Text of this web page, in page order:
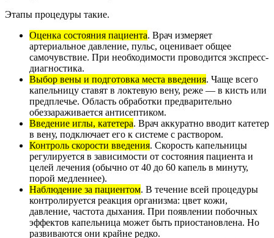
Этапы процедуры такие.
Оценка состояния пациента. Врач измеряет
артериальное давление, пульс, оценивает общее
самочувствие. При необходимости проводится экспресс-
диагностика.
Выбор вены и подготовка места введения. Чаще всего
капельницу ставят в локтевую вену, реже — в кисть или
предплечье. Область обработки предварительно
обеззараживается антисептиком.
Введение иглы, катетера. Врач аккуратно вводит катетер
в вену, подключает его к системе с раствором.
Контроль скорости введения. Скорость капельницы
регулируется в зависимости от состояния пациента и
целей лечения (обычно от 40 до 60 капель в минуту,
порой медленнее).
Наблюдение за пациентом. В течение всей процедуры
контролируется реакция организма: цвет кожи,
давление, частота дыхания. При появлении побочных
эффектов капельница может быть приостановлена. Но
развиваются они крайне редко.